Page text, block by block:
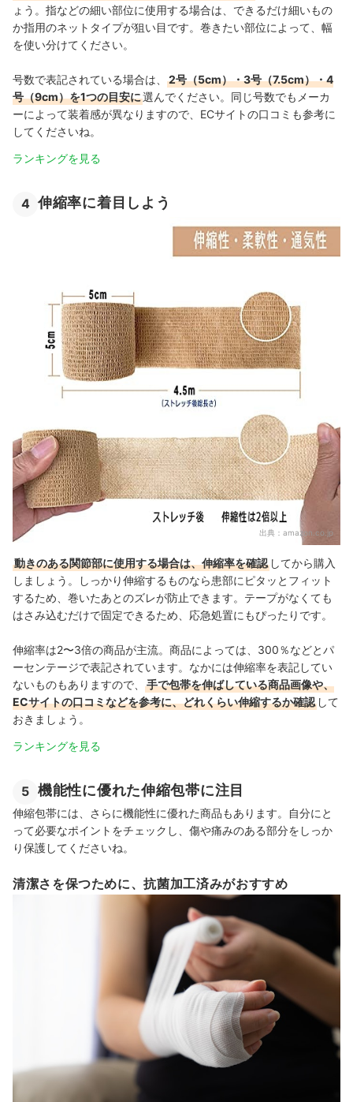
ょう。指などの細い部位に使用する場合は、できるだけ細いもの
か指用のネットタイプが狙い目です。巻きたい部位によって、幅
を使い分けてください。
号数で表記されている場合は、
2号（5cm）・3号（7.5cm）・4
号（9cm）を1つの目安に選んでください。同じ号数でもメーカ
ーによって装着感が異なりますので、ECサイトの口コミも参考に
してくださいね。
ランキングを見る
4 伸縮率に着目しよう
出典： amazon.co.jp
動きのある関節部に使用する場合は、伸縮率を確認 してから購入
しましょう。しっかり伸縮するものなら患部にピタッとフィット
するため、巻いたあとのズレが防止できます。テープがなくても
はさみ込むだけで固定できるため、応急処置にもぴったりです。
伸縮率は2〜3倍の商品が主流。商品によっては、300％などとパ
ーセンテージで表記されています。なかには伸縮率を表記してい
ないものもありますので、
手で包帯を伸ばしている商品画像や、
ECサイトの口コミなどを参考に、どれくらい伸縮するか確認 して
おきましょう。
ランキングを見る
5 機能性に優れた伸縮包帯に注目
伸縮包帯には、さらに機能性に優れた商品もあります。自分にと
って必要なポイントをチェックし、傷や痛みのある部分をしっか
り保護してくださいね。
清潔さを保つために、抗菌加工済みがおすすめ